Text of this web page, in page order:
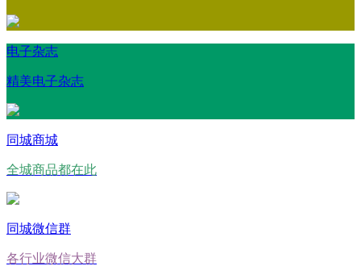
电子杂志
精美电子杂志
同城商城
全城商品都在此
同城微信群
各行业微信大群